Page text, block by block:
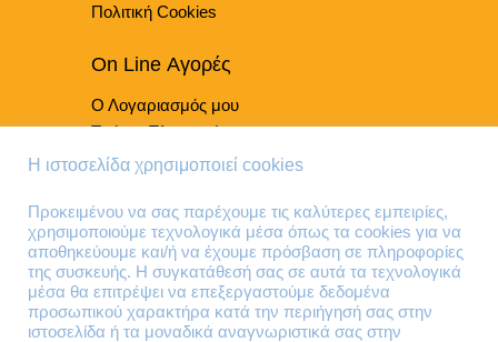
Πολιτική Cookies
On Line Αγορές
Ο Λογαριασμός μου
Τρόποι Πληρωμής
Τρόποι Παράδοσης
Τηλέφωνα Επικοινωνίας
210 41 13 636
210 41 13 280
Η ιστοσελίδα χρησιμοποιεί cookies
Προκειμένου να σας παρέχουμε τις καλύτερες εμπειρίες,
χρησιμοποιούμε τεχνολογικά μέσα όπως τα cookies για να
αποθηκεύουμε και/ή να έχουμε πρόσβαση σε πληροφορίες
της συσκευής. Η συγκατάθεσή σας σε αυτά τα τεχνολογικά
μέσα θα επιτρέψει να επεξεργαστούμε δεδομένα
προσωπικού χαρακτήρα κατά την περιήγησή σας στην
ιστοσελίδα ή τα μοναδικά αναγνωριστικά σας στην